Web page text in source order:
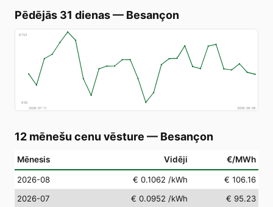
Pēdējās 31 dienas— Besançon
€153
€50
2026-07-11
2026-08-09
12 mēnešu cenu vēsture — Besançon
Mēnesis Vidēji €/MWh
2026-08 € 0.1062 /kWh
€ 106.16
2026-07
€ 0.0952 /kWh
€ 95.23